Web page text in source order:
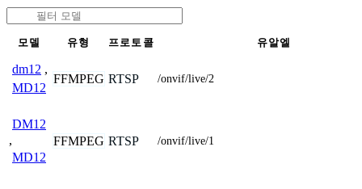
모델 유형 프로토콜 유알엘
dm12 ,
MD12
FFMPEG RTSP /onvif/live/2
DM12
,
MD12
FFMPEG RTSP /onvif/live/1